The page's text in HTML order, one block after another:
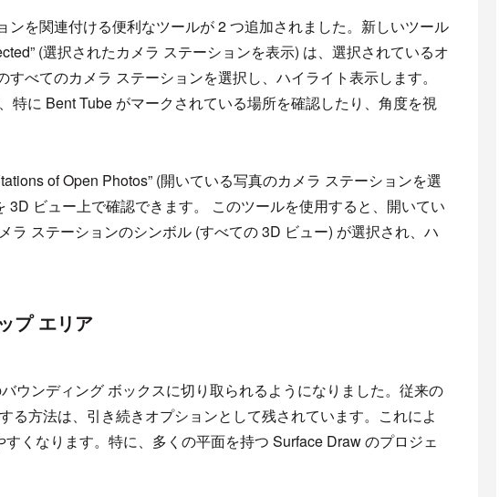
を関連付ける便利なツールが 2 つ追加されました。新しいツール
(選択されたカメラ ステーションを表示) は、選択されているオ
べてのカメラ ステーションを選択し、ハイライト表示します。
特に Bent Tube がマークされている場所を確認したり、角度を視
of Open Photos” (開いている写真のカメラ ステーションを選
ビュー上で確認できます。 このツールを使用すると、開いてい
ラ ステーションのシンボル (すべての 3D ビュー) が選択され、ハ
プ エリア
ウンディング ボックスに切り取られるようになりました。従来の
る方法は、引き続きオプションとして残されています。これによ
くなります。特に、多くの平面を持つ Surface Draw のプロジェ